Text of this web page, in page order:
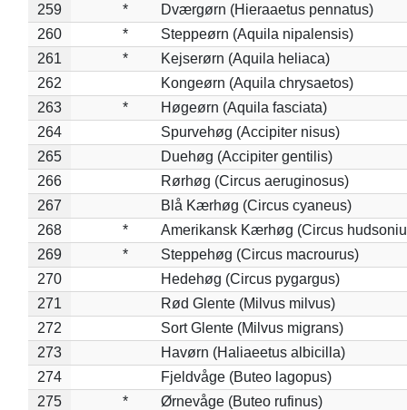
259
*
Dværgørn (Hieraaetus pennatus)
260
*
Steppeørn (Aquila nipalensis)
261
*
Kejserørn (Aquila heliaca)
262
Kongeørn (Aquila chrysaetos)
263
*
Høgeørn (Aquila fasciata)
264
Spurvehøg (Accipiter nisus)
265
Duehøg (Accipiter gentilis)
266
Rørhøg (Circus aeruginosus)
267
Blå Kærhøg (Circus cyaneus)
268
*
Amerikansk Kærhøg (Circus
269
*
Steppehøg (Circus macrourus)
270
Hedehøg (Circus pygargus)
271
Rød Glente (Milvus milvus)
272
Sort Glente (Milvus migrans)
273
Havørn (Haliaeetus albicilla)
274
Fjeldvåge (Buteo lagopus)
275
*
Ørnevåge (Buteo rufinus)